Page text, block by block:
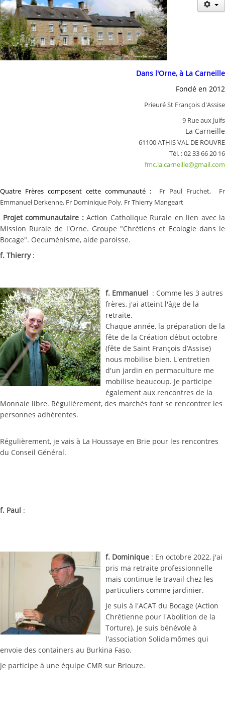
Actualités
Notre mission
Où nous trouver ?
Dans l'Orne, à La Carneille
Fondé en 2012
Prieuré St François d'Assise
9 Rue aux Juifs
La Carneille
61100 ATHIS VAL DE ROUVRE
Tél. : 02 33 66 20 16
fmc.la.carneille@gmail.com
Quatre Frères composent cette communauté : Fr Paul Fruchet,
Fr
Emmanuel Derkenne, Fr Dominique Poly, Fr Thierry Mangeart
Projet communautaire :Action Catholique Rurale en lien avec la
Mission Rurale de l'Orne. Groupe "Chrétiens et Ecologie dans le
Bocage". Oecuménisme, aide paroisse.
f. Thierry :
f. Emmanuel : Comme les 3 autres
frères, j'ai atteint l'âge de la
retraite.
Chaque année, la préparation de la
fête de la Création début octobre
(fête de Saint François d’Assise)
nous mobilise bien. L'entretien
d'un jardin en permaculture me
mobilise beaucoup. Je participe
également aux rencontres de la
Monnaie libre. Régulièrement, des marchés font se rencontrer les
personnes adhérentes.
Régulièrement, je vais à La Houssaye en Brie pour les rencontres
du Conseil Général.
f. Paul :
f. Dominique : En octobre 2022, j'ai
pris ma retraite professionnelle
mais continue le travail chez les
particuliers comme jardinier.
Je suis à l'ACAT du Bocage (Action
Chrétienne pour l'Abolition de la
Torture). Je suis bénévole à
l'association Solida'mômes qui
envoie des containers au Burkina Faso.
Je participe à une équipe CMR sur Briouze.